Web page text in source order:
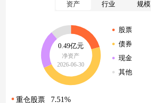
资产 行业 规模
0.49亿元
净资产
2026-06-30
股票
债券
现金
其他
重仓股票 7.51%